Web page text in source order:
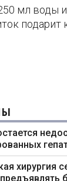
мл воды
хирургия